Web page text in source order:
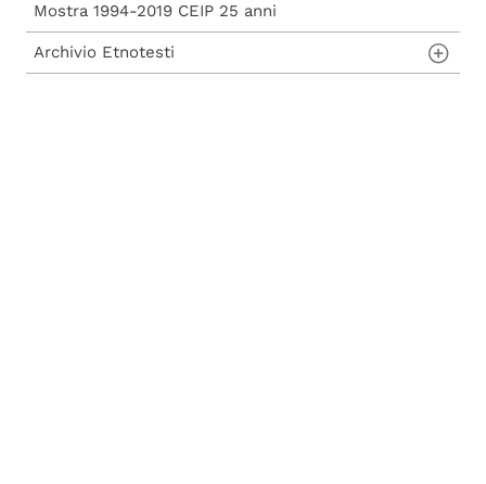
Mostra 1994-2019 CEIP 25 anni
Archivio Etnotesti